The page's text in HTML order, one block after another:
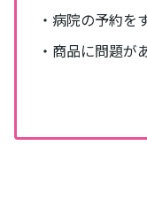
・病院の予約を
・商品に問題が